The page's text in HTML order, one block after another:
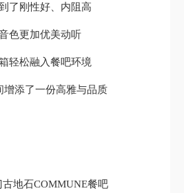
了刚性好、内阻高
色更加优美动听
轻松融入餐吧环境
增添了一份高雅与品质
古地石COMMUNE餐吧